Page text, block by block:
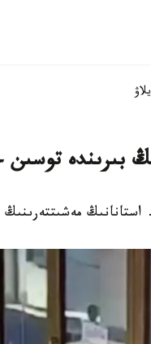
بىرىندە